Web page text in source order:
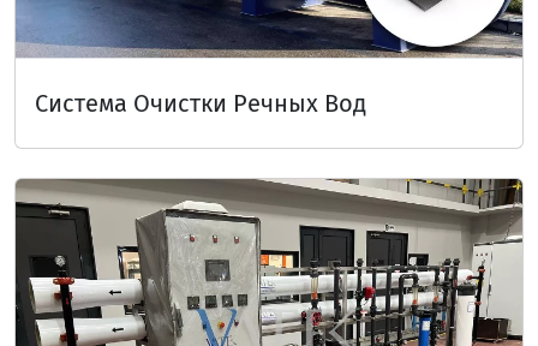
Система Очистки Речных Вод